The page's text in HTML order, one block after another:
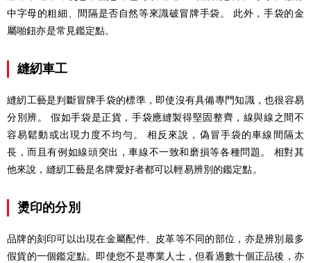
中字母的粗細、間隔是否自然等來識破冒牌手袋。 此外，手袋的金
屬啪鈕亦是常見鑑定點。
縫紉車工
縫紉工藝是判斷冒牌手袋的標準，即使沒有具備專門知識，也很容易
分別辨。 假如手袋是正貨，手袋應縫製得堅固整齊，線與線之間不
容易鬆動或出現力度不均勻。 相反來說，偽冒手袋的車線間隔太
長，而且有例如線頭突出，車線不一致和磨損等各種問題。 相對其
他來說，縫紉工藝是名牌愛好者都可以輕易辨別的鑑定點。
燙印的分別
品牌的刻印可以出現在金屬配件、皮革等不同的部位，亦是辨別最多
假貨的一個鑑定點。即使您不是專業人士，但看過數十個正品後，亦